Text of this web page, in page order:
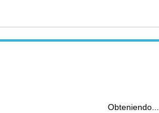
Obteniendo...